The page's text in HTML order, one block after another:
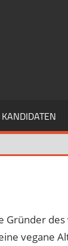
Gründer des
vegane